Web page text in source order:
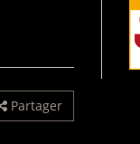
Partager